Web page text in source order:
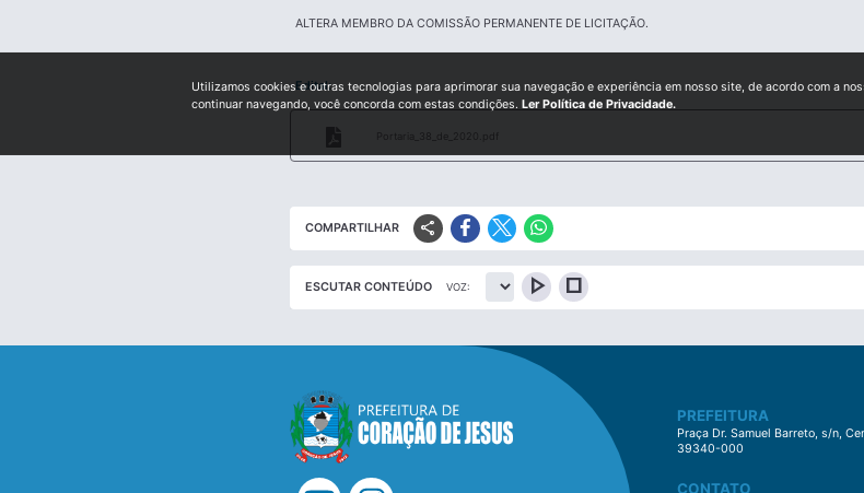
ALTERA MEMBRO DA COMISSÃO PERMANENTE DE LICITAÇÃO.
Edital:
Portaria_38_de_2020.pdf
COMPARTILHAR share
ESCUTAR CONTEÚDO VOZ: play_arrow stop
PREFEITURA
Praça Dr. Samuel Barreto, s/n,
39340-000
CONTATO
Utilizamos cookies e outras tecnologias para aprimorar sua navegação e experiência em nosso site, de acordo com a
continuar navegando, você concorda com estas condições. Ler Política de Privacidade.